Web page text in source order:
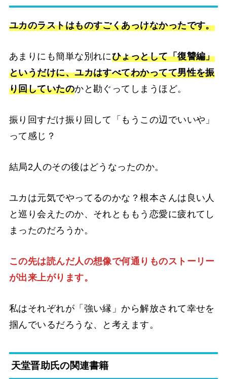
ユカのラストはものすごくあっけなかったです。
あまりにも簡単な別れにひょっとして「復讐編」
というだけに、ユカはすべてわかってて男性を振
り回していたのかと勘ぐってしまうほど。
振り回すだけ振り回して「もうこの辺でいいや」
って感じ？
結局2人のその後はどうなったのか。
ユカは元気でやってるのかな？根本さんは良い人
と巡り会えたのか、それとももう恋愛に疲れてし
まったのだろうか。
この先は読んだ人の想像で何通りものストーリー
が出来上がります。
私はそれぞれが「強い縁」から解放されて幸せを
掴んでいるだろうな、と考えます。
天堂晋助氏の関連書籍